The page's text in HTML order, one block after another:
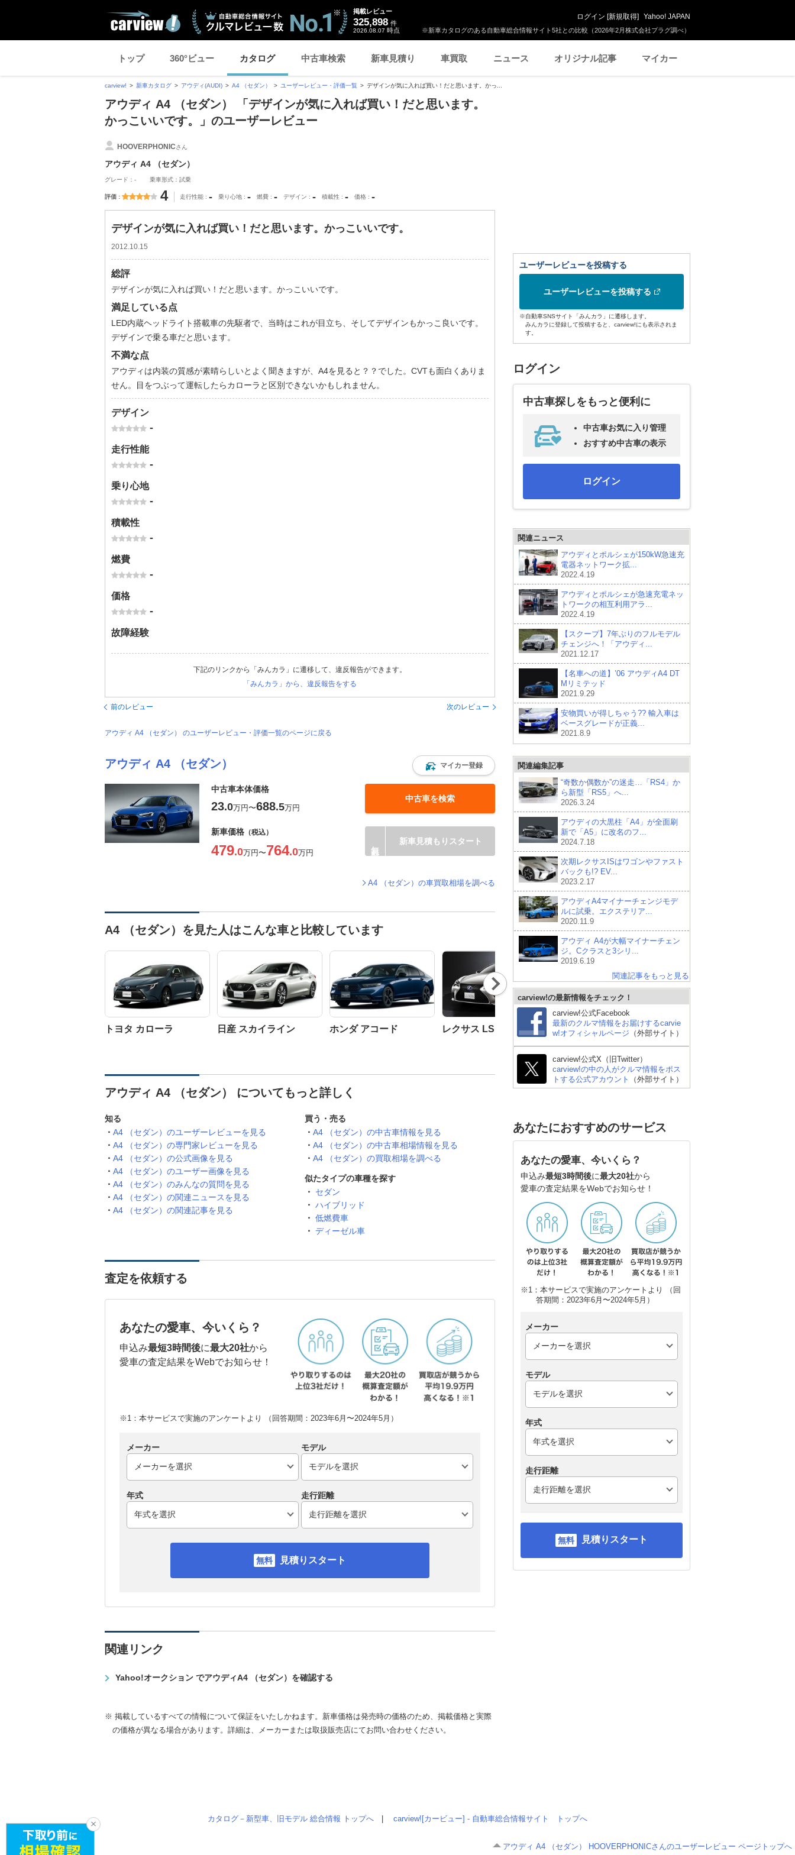
※新車カタログのある自動車総合情報サイト5社との比較（2026年2月株式会社プラグ調べ）
掲載レビュー
325,898 件
2026.08.07 時点
ログイン [新規取得] Yahoo! JAPAN
トップ 360°ビュー カタログ 中古車検索 新車見積り 車買取 ニュース オリジナル記事 マイカー
carview! 新車カタログ アウディ(AUDI) A4 （セダン） ユーザーレビュー・評価一覧 デザインが気に入れば買い！だと思います。かっ...
アウディ A4 （セダン） 「デザインが気に入れば買い！だと思います。
かっこいいです。」のユーザーレビュー
HOOVERPHONICさん
アウディ A4 （セダン）
グレード：- 乗車形式：試乗
評価 4 走行性能 - 乗り心地 - 燃費 - デザイン - 積載性 - 価格 -
デザインが気に入れば買い！だと思います。かっこいいです。
2012.10.15
総評
デザインが気に入れば買い！だと思います。かっこいいです。
満足している点
LED内蔵ヘッドライト搭載車の先駆者で、当時はこれが目立ち、そしてデザインもかっこ良いです。
デザインで乗る車だと思います。
不満な点
アウディは内装の質感が素晴らしいとよく聞きますが、A4を見ると？？でした。CVTも面白くありま
せん。目をつぶって運転したらカローラと区別できないかもしれません。
デザイン
-
走行性能
-
乗り心地
-
積載性
-
燃費
-
価格
-
故障経験
下記のリンクから「みんカラ」に遷移して、違反報告ができます。
「みんカラ」から、違反報告をする
前のレビュー 次のレビュー
アウディ A4 （セダン） のユーザーレビュー・評価一覧のページに戻る
アウディ A4 （セダン） マイカー登録
中古車本体価格
23.0万円〜688.5万円
中古車を検索
新車価格 （税込）
479.0万円〜764.0万円
新車見積もりスタート
A4 （セダン）の車買取相場を調べる
A4 （セダン）を見た人はこんな車と比較しています
トヨタ カローラ 日産 スカイライン ホンダ アコード レクサス LS BMW 3シリーズ セダン
レクサス ISハイブリッ
Nex
t
アウディ A4 （セダン） についてもっと詳しく
知る
A4 （セダン）のユーザーレビューを見る
A4 （セダン）の専門家レビューを見る
A4 （セダン）の公式画像を見る
A4 （セダン）のユーザー画像を見る
A4 （セダン）のみんなの質問を見る
A4 （セダン）の関連ニュースを見る
A4 （セダン）の関連記事を見る
買う・売る
A4 （セダン）の中古車情報を見る
A4 （セダン）の中古車相場情報を見る
A4 （セダン）の買取相場を調べる
似たタイプの車種を探す
セダン
ハイブリッド
低燃費車
ディーゼル車
査定を依頼する
あなたの愛車、今いくら？
申込み最短3時間後に最大20社から
愛車の査定結果をWebでお知らせ！
※1：本サービスで実施のアンケートより （回答期間：2023年6月〜2024年5月）
メーカー モデル
年式 走行距離
見積りスタート
関連リンク
Yahoo!オークション でアウディA4 （セダン）を確認する
※ 掲載しているすべての情報について保証をいたしかねます。新車価格は発売時の価格のため、掲載価格と実際
の価格が異なる場合があります。詳細は、メーカーまたは取扱販売店にてお問い合わせください。
ユーザーレビューを投稿する
ユーザーレビューを投稿する
※自動車SNSサイト「みんカラ」に遷移します。
みんカラに登録して投稿すると、carview!にも表示されま
す。
ログイン
中古車探しをもっと便利に
中古車お気に入り管理
おすすめ中古車の表示
ログイン
関連ニュース
アウディとポルシェが150kW急速充
電器ネットワーク拡...
2022.4.19
アウディとポルシェが急速充電ネッ
トワークの相互利用アラ...
2022.4.19
【スクープ】7年ぶりのフルモデル
チェンジへ！「アウディ...
2021.12.17
【名車への道】’06 アウディA4 DT
Mリミテッド
2021.9.29
安物買いが得しちゃう?? 輸入車は
ベースグレードが正義...
2021.8.9
関連編集記事
“奇数か偶数か”の迷走…「RS4」か
ら新型「RS5」へ...
2026.3.24
アウディの大黒柱「A4」が全面刷
新で「A5」に改名のフ...
2024.7.18
次期レクサスISはワゴンやファスト
バックも!? EV...
2023.2.17
アウディA4マイナーチェンジモデ
ルに試乗。エクステリア...
2020.11.9
アウディ A4が大幅マイナーチェン
ジ。Cクラスと3シリ...
2019.6.19
関連記事をもっと見る
carview!の最新情報をチェック！
carview!公式Facebook
最新のクルマ情報をお届けするcarvie
w!オフィシャルページ （外部サイト）
carview!公式X（旧Twitter）
carview!の中の人がクルマ情報をポス
トする公式アカウント
（外部サイト）
あなたにおすすめのサービス
あなたの愛車、今いくら？
申込み最短3時間後に最大20社から
愛車の査定結果をWebでお知らせ！
※1：本サービスで実施のアンケートより （回
答期間：2023年6月〜2024年5月）
メーカー
モデル
年式
走行距離
見積りスタート
カタログ－新型車、旧モデル 総合情報 トップへ carview![カービュー] - 自動車総合情報サイト トップへ
アウディ A4 （セダン） HOOVERPHONICさんのユーザーレビュー ページトップへ